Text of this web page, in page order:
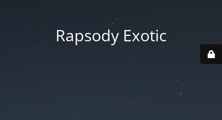
Rapsody Exotic